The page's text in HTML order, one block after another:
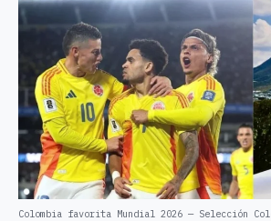
Colombia favorita Mundial 2026 — Selección